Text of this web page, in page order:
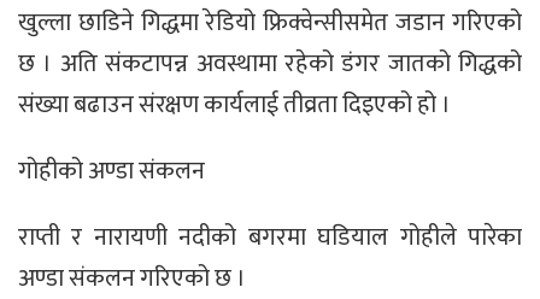
खुल्ला छाडिने गिद्धमा रेडियो फ्रिक्वेन्सीसमेत जडान गरिएको
छ । अति संकटापन्न अवस्थामा रहेको डंगर जातको गिद्धको
संख्या बढाउन संरक्षण कार्यलाई तीव्रता दिइएको हो ।
गोहीको अण्डा संकलन
राप्ती र नारायणी नदीको बगरमा घडियाल गोहीले पारेका
अण्डा संकलन गरिएको छ ।